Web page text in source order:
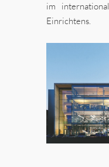
im
Einrichtens.